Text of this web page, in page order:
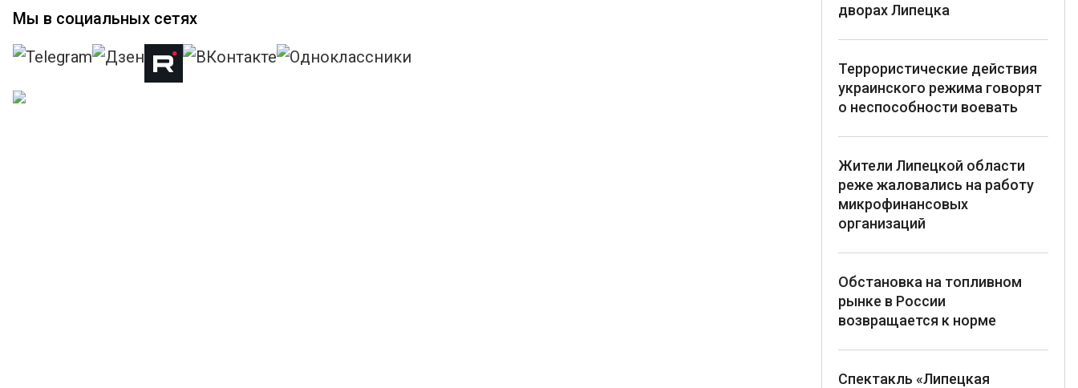
Мы в социальных сетях
дворах Липецка
Террористические действия
украинского режима говорят
о неспособности воевать
Жители Липецкой области
реже жаловались на работу
микрофинансовых
организаций
Обстановка на топливном
рынке в России
возвращается к норме
Спектакль «Липецкая